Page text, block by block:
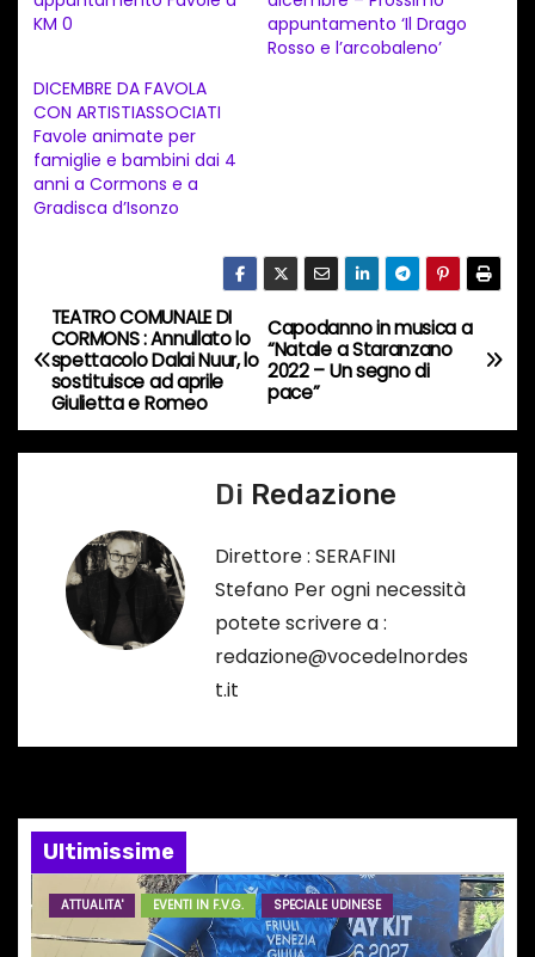
t
i
n
c
o
…
KM 0
appuntamento ‘Il Drago
Rosso e l’arcobaleno’
DICEMBRE DA FAVOLA
CON ARTISTIASSOCIATI
Favole animate per
famiglie e bambini dai 4
anni a Cormons e a
Gradisca d’Isonzo
N
a
v
e
a
r
Capodanno in musica a
“Natale a Staranzano
2022 – Un segno di
pace”
TEATRO COMUNALE DI
CORMONS : Annullato lo
spettacolo Dalai Nuur, lo
sostituisce ad aprile
Giulietta e Romeo
Di Redazione
Direttore : SERAFINI
Stefano Per ogni necessità
potete scrivere a :
redazione@vocedelnordes
t.it
Ultimissime
ATTUALITA' EVENTI IN F.V.G. SPECIALE UDINESE